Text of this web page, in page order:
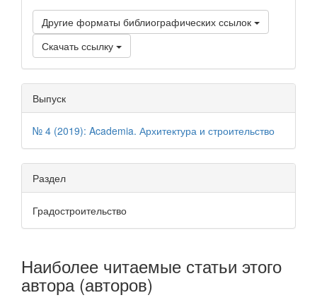
Другие форматы библиографических ссылок
Скачать ссылку
Выпуск
№ 4 (2019): Academia. Архитектура и строительство
Раздел
Градостроительство
Наиболее читаемые статьи этого
автора (авторов)